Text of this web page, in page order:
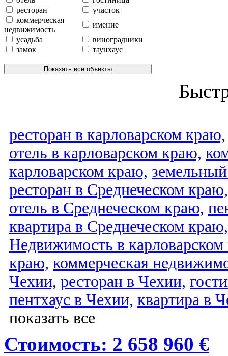
ресторан
участок
коммерческая
недвижимость
имение
усадьба
виноградники
замок
таунхаус
Показать все объекты
ресторан в карловарском краю,
отель в карловарском краю,
карловарском краю,
ресторан в Среднеческом краю,
отель в Среднеческом краю,
квартира в Среднеческом краю,
Недвижимость в
краю, коммерческая
Чехии, ресторан в Чехии,
пентхаус в Чехии, квартира в
показать все
Стоимость: 2 658 960 €